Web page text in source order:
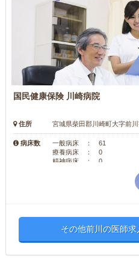
国民健康保険 川崎病院
住所 宮城県柴田郡川崎町大字前川
病床数
一般病床 ： 61
療養病床 ： 0
精神病床 ： 0
その他前川の医師